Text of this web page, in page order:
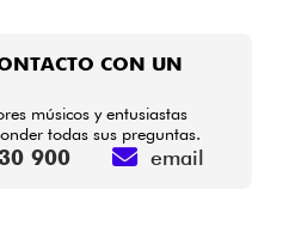
CON UN
músicos y entusiastas
todas sus preguntas.
900 email